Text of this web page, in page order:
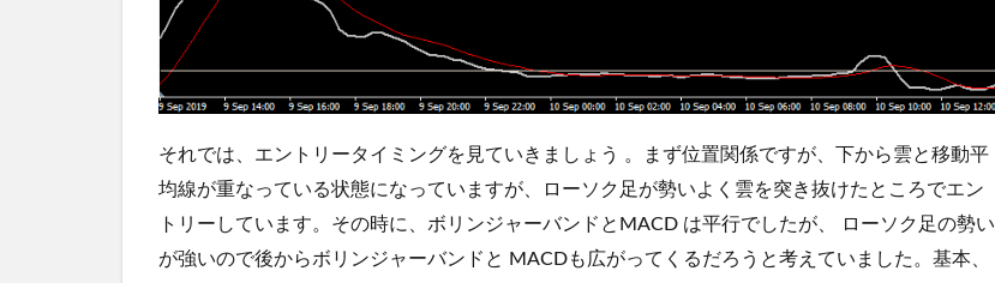
それでは、エントリータイミングを見ていきましょう 。まず位置関係ですが、下から雲と移動平
均線が重なっている状態になっていますが、ローソク足が勢いよく雲を突き抜けたところでエン
トリーしています。その時に、ボリンジャーバンドとMACD は平行でしたが、 ローソク足の勢い
が強いので後からボリンジャーバンドと MACDも広がってくるだろうと考えていました。基本、